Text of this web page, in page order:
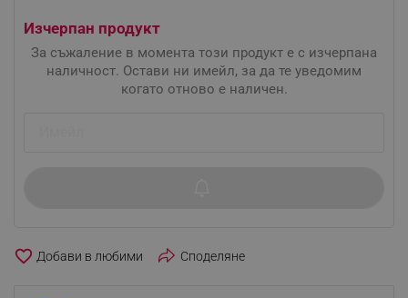
Изчерпан продукт
За съжаление в момента този продукт е с изчерпана
наличност. Остави ни имейл, за да те уведомим
когато отново е наличен.
favorite_border Споделяне